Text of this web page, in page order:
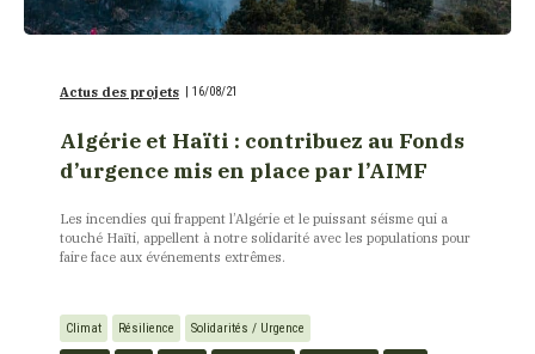
Actus des projets | 16/08/21
Algérie et Haïti : contribuez au Fonds
d’urgence mis en place par l’AIMF
Les incendies qui frappent l’Algérie et le puissant séisme qui a
touché Haïti, appellent à notre solidarité avec les populations pour
faire face aux événements extrêmes.
Climat Résilience Solidarités / Urgence